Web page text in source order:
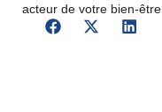
acteur de votre bien-être